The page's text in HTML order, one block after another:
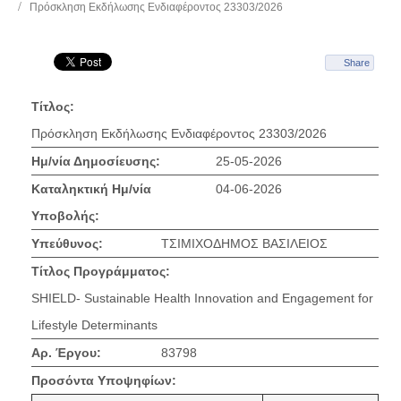
Πρόσκληση Εκδήλωσης Ενδιαφέροντος 23303/2026
Share
Τίτλος:
Πρόσκληση Εκδήλωσης Ενδιαφέροντος 23303/2026
Ημ/νία Δημοσίευσης:
25-05-2026
Καταληκτική Ημ/νία
Υποβολής:
04-06-2026
Υπεύθυνος:
ΤΣΙΜΙΧΟΔΗΜΟΣ ΒΑΣΙΛΕΙΟΣ
Τίτλος Προγράμματος:
SHIELD- Sustainable Health Innovation and Engagement for
Lifestyle Determinants
Αρ. Έργου:
83798
Προσόντα Υποψηφίων: